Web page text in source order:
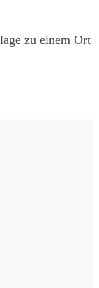
zu einem Ort